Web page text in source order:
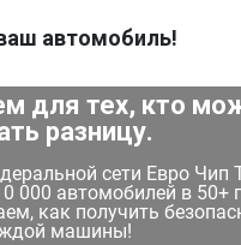
автомобиль!
для тех, кто
разницу.
сети Евро Чип
000 автомобилей в 50+
как получить
машины!